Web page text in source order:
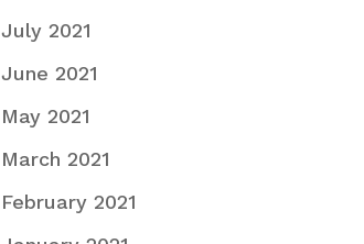
July 2021
June 2021
May 2021
March 2021
February 2021